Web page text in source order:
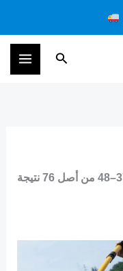
البحث